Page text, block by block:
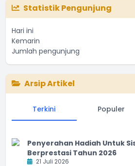
The chart has 1 Y axis displaying
Statistik Pengunjung
Hari ini
Kemarin
Jumlah pengunjung
Arsip Artikel
Terkini Populer
Penyerahan Hadiah Untuk
Berprestasi Tahun 2026
21 Juli 2026